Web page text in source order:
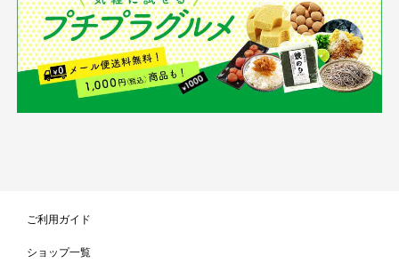
ご利用ガイド
ショップ一覧